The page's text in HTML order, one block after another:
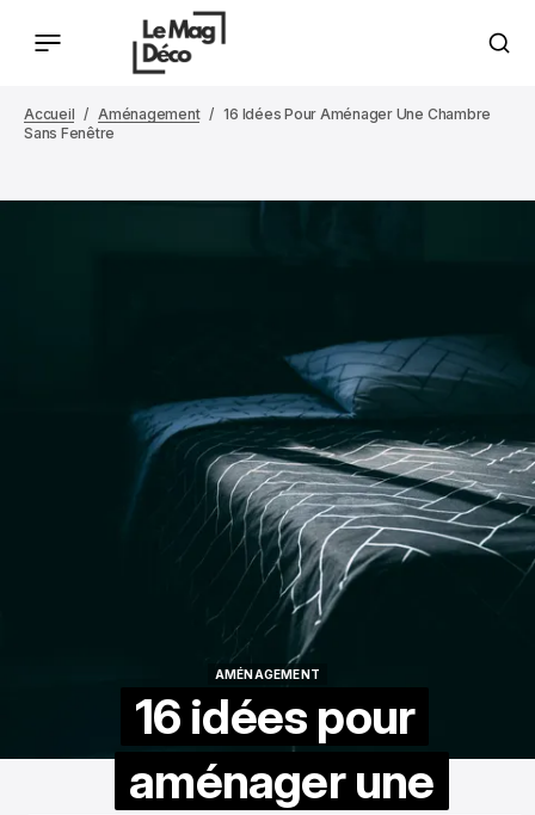
Accueil Aménagement
16 Idées Pour Aménager Une Chambre
Sans Fenêtre
AMÉNAGEMENT
16 idées pour
aménager une